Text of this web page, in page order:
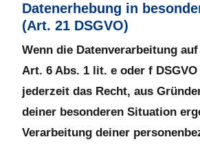
Datenerhebung in
(Art. 21 DSGVO)
Wenn die Datenverarbeitung
Art. 6 Abs. 1 lit. e oder f
jederzeit das Recht, aus
deiner besonderen Situation
Verarbeitung deiner